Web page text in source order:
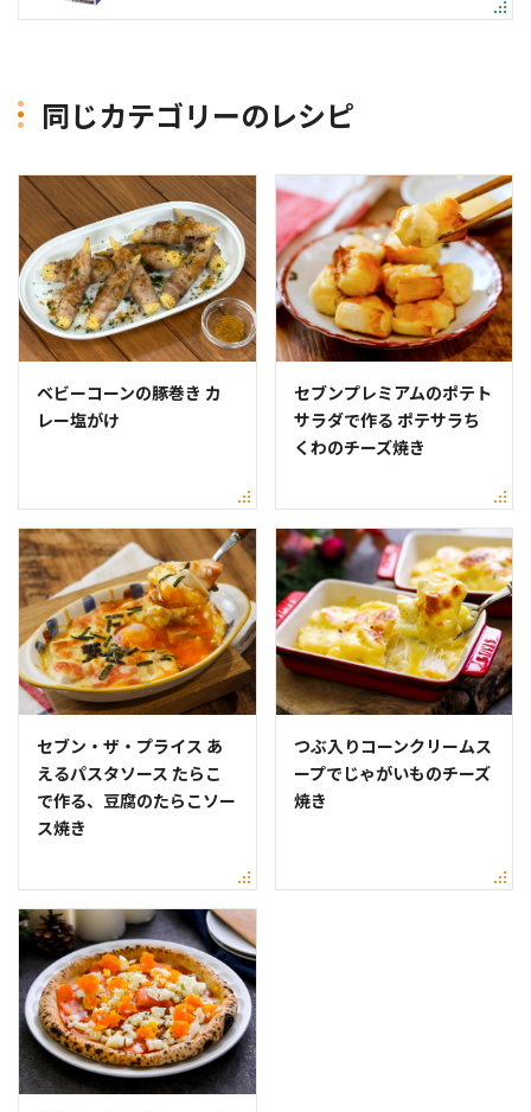
同じカテゴリーのレシピ
ベビーコーンの豚巻き カ
レー塩がけ
セブンプレミアムのポテト
サラダで作る ポテサラち
くわのチーズ焼き
セブン・ザ・プライス あ
えるパスタソース たらこ
で作る、豆腐のたらこソー
ス焼き
つぶ入りコーンクリームス
ープでじゃがいものチーズ
焼き